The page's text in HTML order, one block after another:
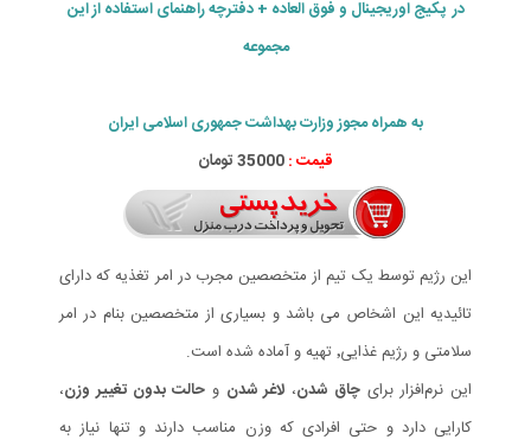
در پکیج اوریجینال و فوق العاده + دفترچه راهنمای استفاده از این
مجموعه
به همراه مجوز وزارت بهداشت جمهوری اسلامی ایران
قیمت :35000 تومان
این رژیم توسط یک تیم از متخصصین مجرب در امر تغذیه که دارای
تائیدیه این اشخاص می باشد و بسیاری از متخصصین بنام در امر
سلامتی و رژیم غذایی٬ تهیه و آماده شده است.
این نرم‌افزار برایچاق شدن، لاغر شدن و حالت بدون تغییر وزن،
کارایی دارد و حتی افرادی که وزن مناسب دارند و تنها نیاز به